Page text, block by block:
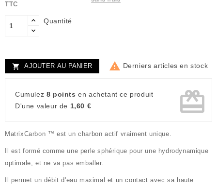
TTC
Quantité
 AJOUTER AU PANIER  Derniers articles en stock
Cumulez 8 points en achetant ce produit
D'une valeur de 1,60 € card_giftcard
MatrixCarbon ™ est un charbon actif vraiment unique.
Il est formé comme une perle sphérique pour une hydrodynamique
optimale, et ne va pas emballer.
Il permet un débit d'eau maximal et un contact avec sa haute